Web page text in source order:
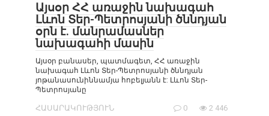
Այսօր ՀՀ առաջին նախագահ
Լևոն Տեր-Պետրոսյանի ծննդյան
օրն է. մանրամասներ
նախագահի մասին
Այսօր բանասեր, պատմագետ, ՀՀ առաջին
նախագահ Լևոն Տեր-Պետրոսյանի ծննդյան
յոթանասունիննամյա հոբելյանն է: Լևոն Տեր-
Պետրոսյանը
ՀԱՍԱՐԱԿՈՒԹՅՈՒՆ 0 2 446